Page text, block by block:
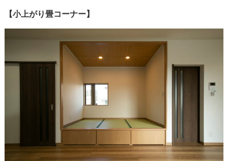
【小上がり畳コーナー】